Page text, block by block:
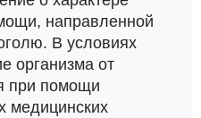
направленной
В условиях
организма от
при помощи
медицинских